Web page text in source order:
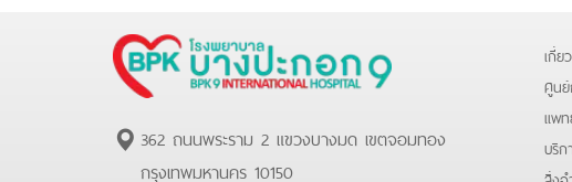
362 ถนนพระราม 2 แขวงบางมด เขตจอมทอง
กรุงเทพมหานคร 10150
เกี่ย
ศูน
แพท
บริก